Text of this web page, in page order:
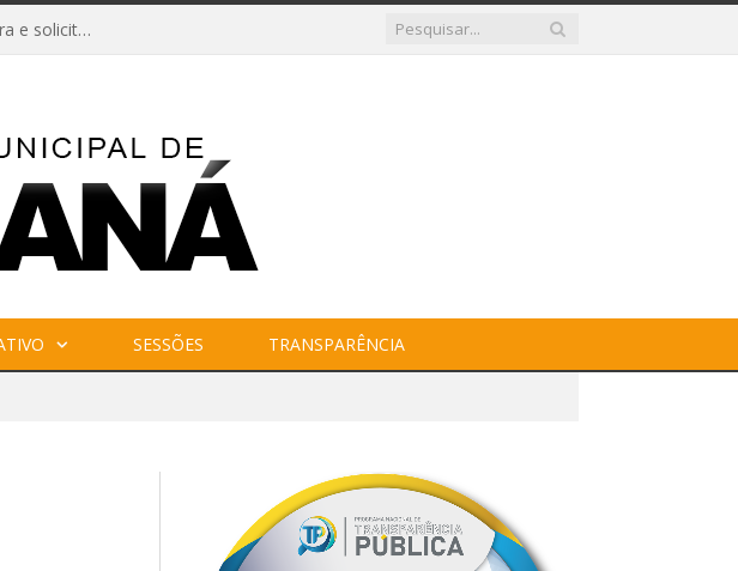
Câmara de Muaná aprova novas políticas para a agricultura e solicita reforma da Ponte do Reduto
SESSÕES TRANSPARÊNCIA